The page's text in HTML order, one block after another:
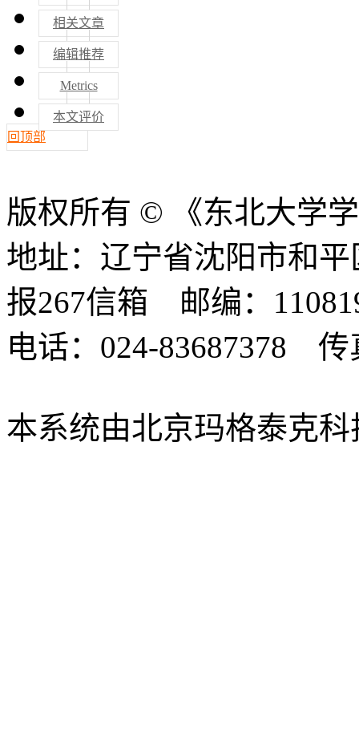
相关文章
编辑推荐
Metrics
本文评价
回顶部
版权所有 © 《东北大学
地址：辽宁省沈阳市和
报267信箱 邮编：
电话：024-83687378
本系统由北京玛格泰克